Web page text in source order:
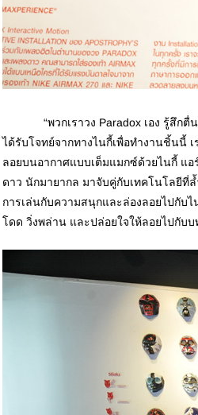
“พวกเราวง Paradox เอง รู้สึกตื่นเ
ได้รับโจทย์จากทางไนกี้เพื่อทำงานชิ้นนี้
ลอยบนอากาศแบบเต็มแมกซ์ด้วยไนกี้ แ
ดาว นักมายากล มาจับคู่กับเทคโนโลยีที่
การเล่นกับความสนุกและล่องลอยไปกับ
โดด วิ่งพล่าน และปล่อยใจให้ลอยไปกับบ